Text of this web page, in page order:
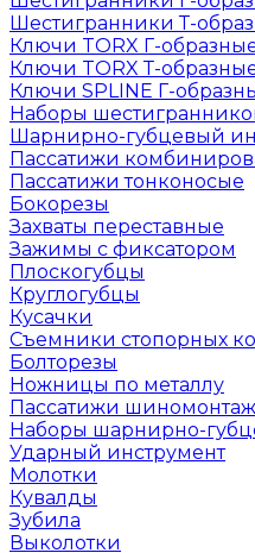
Шестигранники Т-
Ключи TORX Г-
Ключи TORX Т-
Ключи SPLINE Г-
Наборы
Шарнирно-губцевый
Пассатижи
Пассатижи тонконосые
Бокорезы
Захваты переставные
Зажимы с фиксатором
Плоскогубцы
Круглогубцы
Кусачки
Съемники стопорных
Болторезы
Ножницы по металлу
Пассатижи
Наборы шарнирно-
Ударный инструмент
Молотки
Кувалды
Зубила
Выколотки